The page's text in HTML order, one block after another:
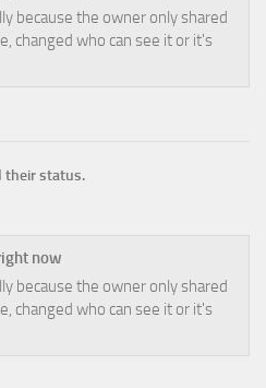
because the owner only shared
changed who can see it or it's
their status.
now
because the owner only shared
changed who can see it or it's